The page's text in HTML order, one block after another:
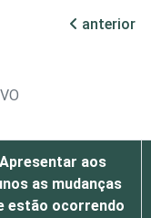
anterior
Apresentar aos
as mudanças
estão ocorrendo